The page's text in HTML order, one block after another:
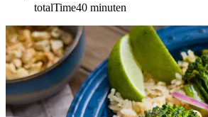
totalTime40 minuten